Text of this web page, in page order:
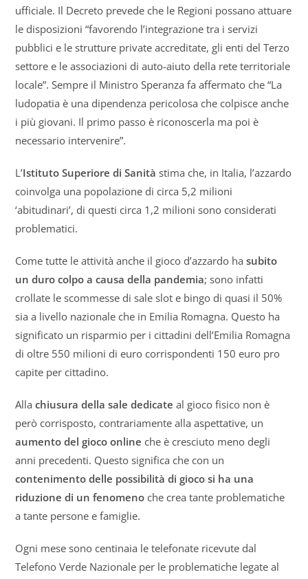
ufficiale. Il Decreto prevede che le Regioni possano attuare
le disposizioni “favorendo l’integrazione tra i servizi
pubblici e le strutture private accreditate, gli enti del Terzo
settore e le associazioni di auto-aiuto della rete territoriale
locale”. Sempre il Ministro Speranza fa affermato che “La
ludopatia è una dipendenza pericolosa che colpisce anche
i più giovani. Il primo passo è riconoscerla ma poi è
necessario intervenire”.
L’Istituto Superiore di Sanità stima che, in Italia, l’azzardo
coinvolga una popolazione di circa 5,2 milioni
‘abitudinari’, di questi circa 1,2 milioni sono considerati
problematici.
Come tutte le attività anche il gioco d’azzardo ha subito
un duro colpo a causa della pandemia; sono infatti
crollate le scommesse di sale slot e bingo di quasi il 50%
sia a livello nazionale che in Emilia Romagna. Questo ha
significato un risparmio per i cittadini dell’Emilia Romagna
di oltre 550 milioni di euro corrispondenti 150 euro pro
capite per cittadino.
Allachiusura della sale dedicate al gioco fisico non è
però corrisposto, contrariamente alla aspettative, un
aumento del gioco online che è cresciuto meno degli
anni precedenti. Questo significa che con un
contenimento delle possibilità di gioco si ha una
riduzione di un fenomeno che crea tante problematiche
a tante persone e famiglie.
Ogni mese sono centinaia le telefonate ricevute dal
Telefono Verde Nazionale per le problematiche legate al